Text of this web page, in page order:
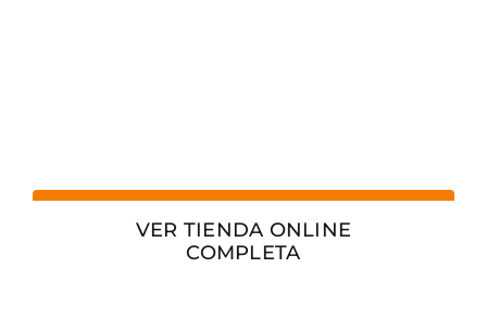
VER TIENDA ONLINE
COMPLETA